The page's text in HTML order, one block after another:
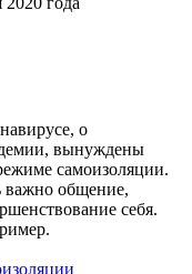
о
вынуждены
самоизоляции.
важно общение,
себя.